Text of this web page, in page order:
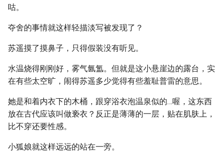
咕。
夺舍的事情就这样轻描淡写被发现了？
苏遥摸了摸鼻子，只得假装没有听见。
水温烧得刚刚好，雾气氤氲。但就是这小悬崖边的露台，实
在有些太空旷，闹得苏遥多少觉得有些羞耻普雷的意思。
她是和着内衣下的木桶，跟穿浴衣泡温泉似的…喔，这东西
放在古代应该叫做亵衣？反正是薄薄的一层，贴在肌肤上，
比不穿还要性感。
小狐娘就这样远远的站在一旁。